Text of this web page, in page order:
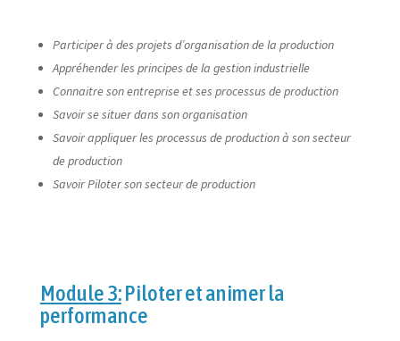
Participer à des projets d’organisation de la production
Appréhender les principes de la gestion industrielle
Connaitre son entreprise et ses processus de production
Savoir se situer dans son organisation
Savoir appliquer les processus de production à son secteur
de production
Savoir Piloter son secteur de production
Module 3:Piloter et animer la
performance